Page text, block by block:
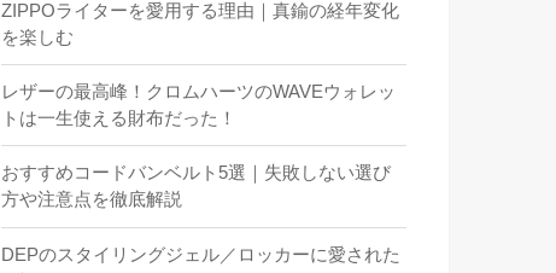
ZIPPOライターを愛用する理由｜真鍮の経年変化
を楽しむ
レザーの最高峰！クロムハーツのWAVEウォレッ
トは一生使える財布だった！
おすすめコードバンベルト5選｜失敗しない選び
方や注意点を徹底解説
DEPのスタイリングジェル／ロッカーに愛された